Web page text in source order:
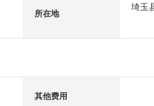
所在地
埼玉
其他费用